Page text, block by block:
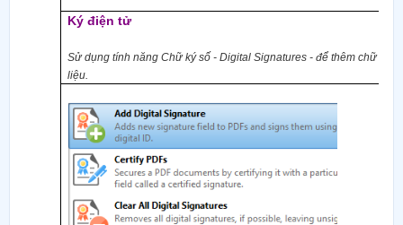
Ký điện tử
Sử dụng tính năng Chữ ký số - Digital Signatures - để thêm chữ ký
liệu.